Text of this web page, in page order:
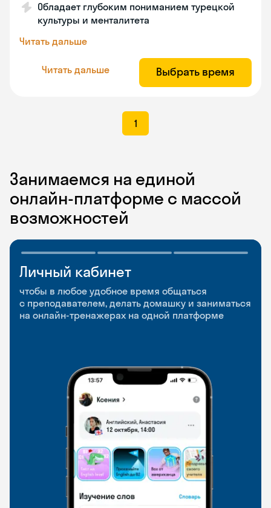
Обладает глубоким пониманием турецкой
культуры и менталитета
Читать дальше
Читать дальше Выбрать время
1
Занимаемся на единой
онлайн-платформе с массой
возможностей
Личный кабинет
чтобы в любое удобное время общаться
с преподавателем, делать домашку и заниматься
на онлайн-тренажерах на одной платформе
Мобильное
приложение
чтобы заниматься и изучать новые слова где
и когда удобно
Разговорные клубы
и Talks
Групповые занятия для разговорной практики
и индивидуальные встречи с преподавателями